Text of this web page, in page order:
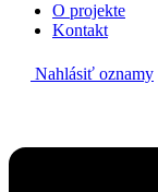
O projekte
Kontakt
Nahlásiť oznamy